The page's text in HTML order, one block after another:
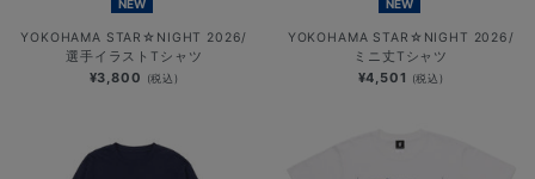
NEW
YOKOHAMA STAR☆NIGHT 2026/
選手イラストTシャツ
¥3,800 (税込)
NEW
YOKOHAMA STAR☆NIGHT 2026/
ミニ丈Tシャツ
¥4,501 (税込)